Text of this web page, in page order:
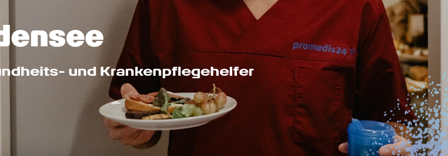
und Krankenpflegehelfer